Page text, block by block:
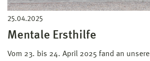
25.04.2025
Mentale Ersthilfe
Vom 23. bis 24. April 2025 fand an